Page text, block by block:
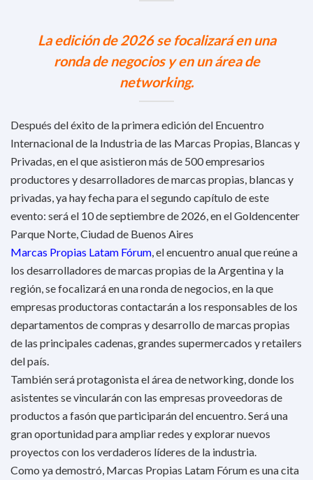
La edición de 2026 se focalizará en una
ronda de negocios y en un área de
networking.
Después del éxito de la primera edición del Encuentro
Internacional de la Industria de las Marcas Propias, Blancas y
Privadas, en el que asistieron más de 500 empresarios
productores y desarrolladores de marcas propias, blancas y
privadas, ya hay fecha para el segundo capítulo de este
evento: será el 10 de septiembre de 2026, en el Goldencenter
Parque Norte, Ciudad de Buenos Aires
Marcas Propias Latam Fórum, el encuentro anual que reúne a
los desarrolladores de marcas propias de la Argentina y la
región, se focalizará en una ronda de negocios, en la que
empresas productoras contactarán a los responsables de los
departamentos de compras y desarrollo de marcas propias
de las principales cadenas, grandes supermercados y retailers
del país.
También será protagonista el área de networking, donde los
asistentes se vincularán con las empresas proveedoras de
productos a fasón que participarán del encuentro. Será una
gran oportunidad para ampliar redes y explorar nuevos
proyectos con los verdaderos líderes de la industria.
Como ya demostró, Marcas Propias Latam Fórum es una cita